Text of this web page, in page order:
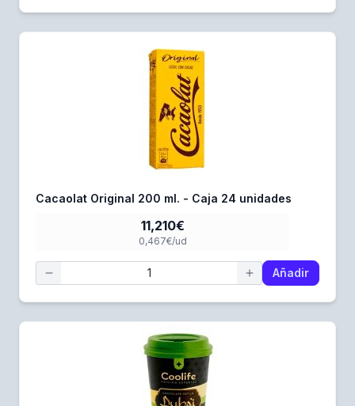
Cacaolat Original 200 ml. - Caja 24 unidades
11,210€
0,467€/ud
Añadir